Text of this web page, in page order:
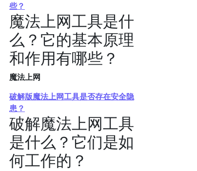
些？
魔法上网工具是什
么？它的基本原理
和作用有哪些？
魔法上网
破解版魔法上网工具是否存在安全隐
患？
破解魔法上网工具
是什么？它们是如
何工作的？